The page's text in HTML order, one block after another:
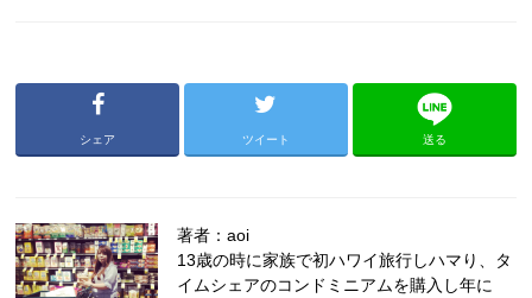
シェア ツイート 送る
著者：aoi
13歳の時に家族で初ハワイ旅行しハマり、タ
イムシェアのコンドミニアムを購入し年に